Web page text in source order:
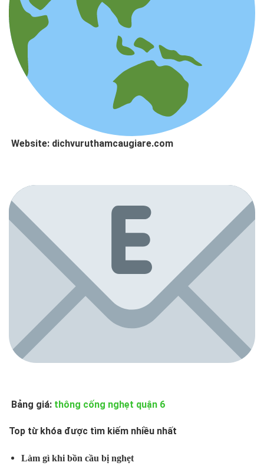
Website: dichvuruthamcaugiare.com
Bảng giá: thông cống nghẹt quận 6
Top từ khóa được tìm kiếm nhiều nhất
Làm gì khi bồn cầu bị nghẹt